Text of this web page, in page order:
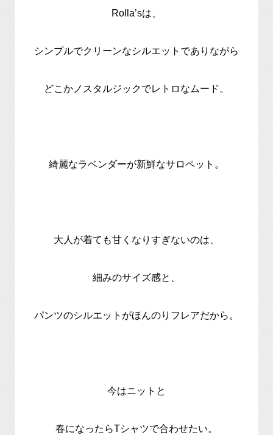
Rolla’sは、
シンプルでクリーンなシルエットでありながら
どこかノスタルジックでレトロなムード。
綺麗なラベンダーが新鮮なサロペット。
大人が着ても甘くなりすぎないのは、
細みのサイズ感と、
パンツのシルエットがほんのりフレアだから。
今はニットと
春になったらTシャツで合わせたい。